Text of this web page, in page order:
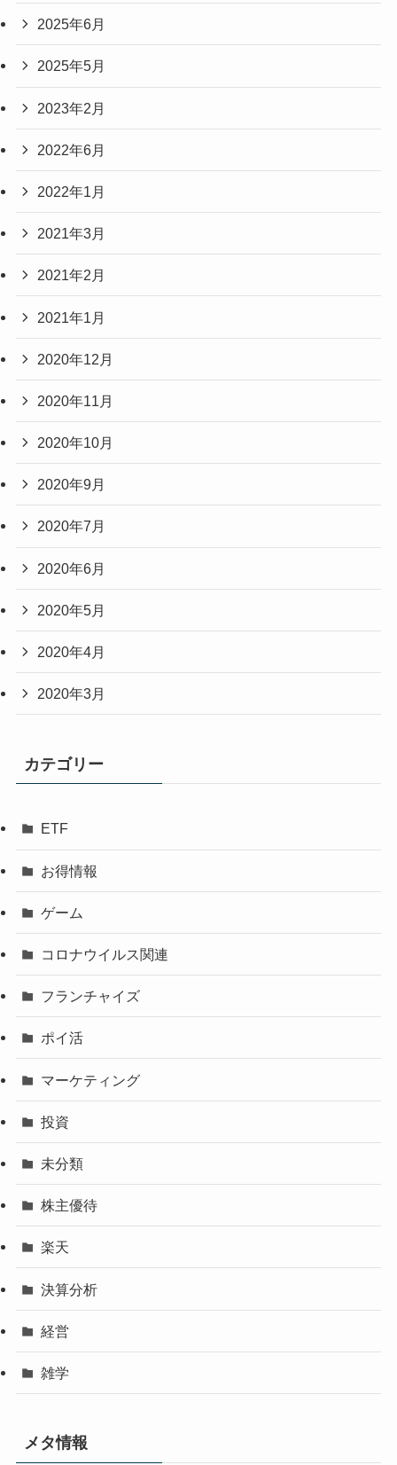
2025年6月
2025年5月
2023年2月
2022年6月
2022年1月
2021年3月
2021年2月
2021年1月
2020年12月
2020年11月
2020年10月
2020年9月
2020年7月
2020年6月
2020年5月
2020年4月
2020年3月
カテゴリー
ETF
お得情報
ゲーム
コロナウイルス関連
フランチャイズ
ポイ活
マーケティング
投資
未分類
株主優待
楽天
決算分析
経営
雑学
メタ情報